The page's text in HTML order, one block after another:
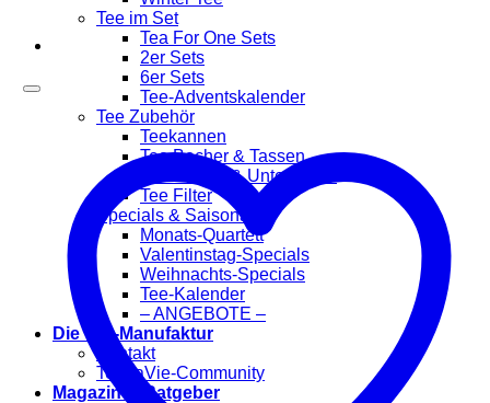
Tee im Set
Tea For One Sets
2er Sets
6er Sets
Tee-Adventskalender
Tee Zubehör
Teekannen
Tee Becher & Tassen
Teewärmer & Untersetzer
Tee Filter
Specials & Saisonal
Monats-Quartett
Valentinstag-Specials
Weihnachts-Specials
Tee-Kalender
– ANGEBOTE –
Die Tee-Manufaktur
Kontakt
TeaLaVie-Community
Magazin & Ratgeber